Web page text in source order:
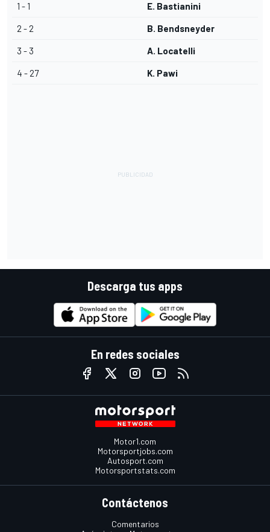
1 - 1 E. Bastianini
2 - 2 B. Bendsneyder
3 - 3 A. Locatelli
4 - 27 K. Pawi
Descarga tus apps
En redes sociales
Motor1.com
Motorsportjobs.com
Autosport.com
Motorsportstats.com
Contáctenos
Comentarios